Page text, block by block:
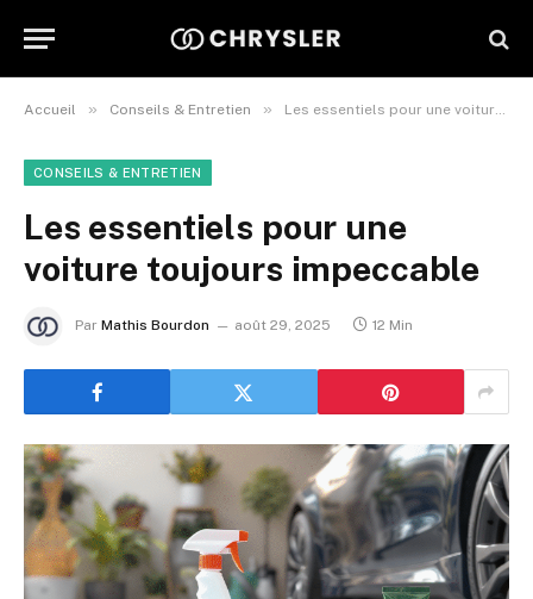
Accueil » Conseils & Entretien » Les essentiels pour une voiture toujours impeccable
CONSEILS & ENTRETIEN
Les essentiels pour une
voiture toujours impeccable
Par Mathis Bourdon août 29, 2025 12 Min